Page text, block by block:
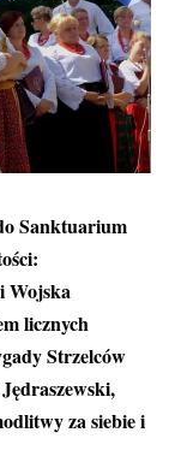
Sanktuarium
Wojska
licznych
Strzelców
za siebie i